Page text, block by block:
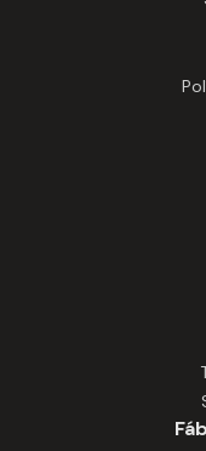
Projetados
desempenho
silenciosa e
ambientes com
robusta e fácil
estável em
extratores,
misturadores,
essenciais à
aumentam a
paradas e